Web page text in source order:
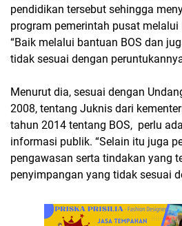
pendidikan tersebut sehingga
program pemerintah pusat
“Baik melalui bantuan BOS dan
tidak sesuai dengan
Menurut dia, sesuai dengan
2008, tentang Juknis dari
tahun 2014 tentang BOS, perlu
informasi publik. “Selain itu juga
pengawasan serta tindakan yang
penyimpangan yang tidak sesuai